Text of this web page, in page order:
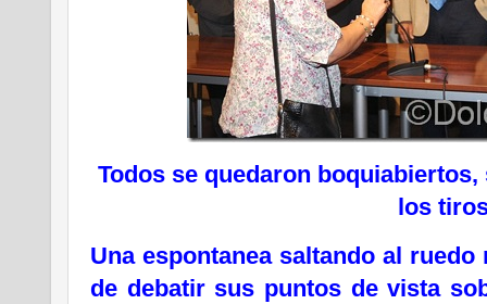
Todos se quedaron
los
Una espontanea saltando al
de debatir sus puntos de vista